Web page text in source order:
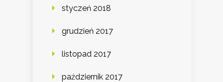
styczeń 2018
grudzień 2017
listopad 2017
październik 2017